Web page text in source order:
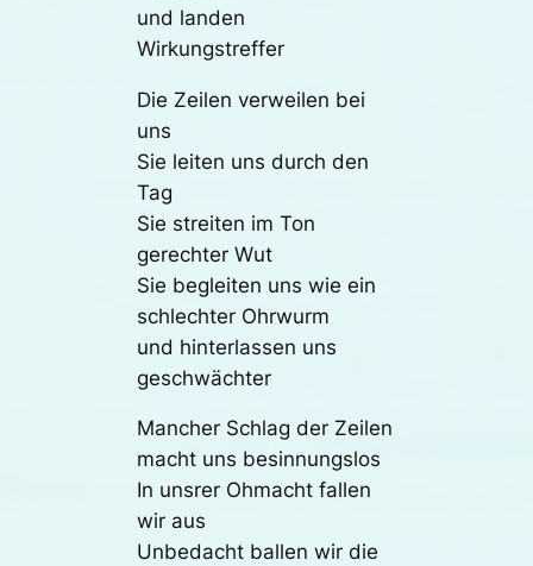
und landen
Wirkungstreffer
Die Zeilen verweilen bei
uns
Sie leiten uns durch den
Tag
Sie streiten im Ton
gerechter Wut
Sie begleiten uns wie ein
schlechter Ohrwurm
und hinterlassen uns
geschwächter
Mancher Schlag der Zeilen
macht uns besinnungslos
In unsrer Ohmacht fallen
wir aus
Unbedacht ballen wir die